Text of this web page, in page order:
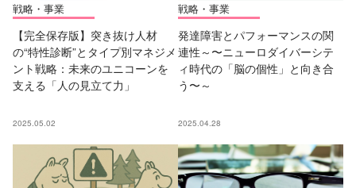
戦略・事業
【完全保存版】突き抜け人材
の“特性診断”とタイプ別マネジメ
ント戦略：未来のユニコーンを
支える「人の見立て力」
2025.05.02
戦略・事業
発達障害とパフォーマンスの関
連性～〜ニューロダイバーシテ
ィ時代の「脳の個性」と向き合
う〜～
2025.04.28